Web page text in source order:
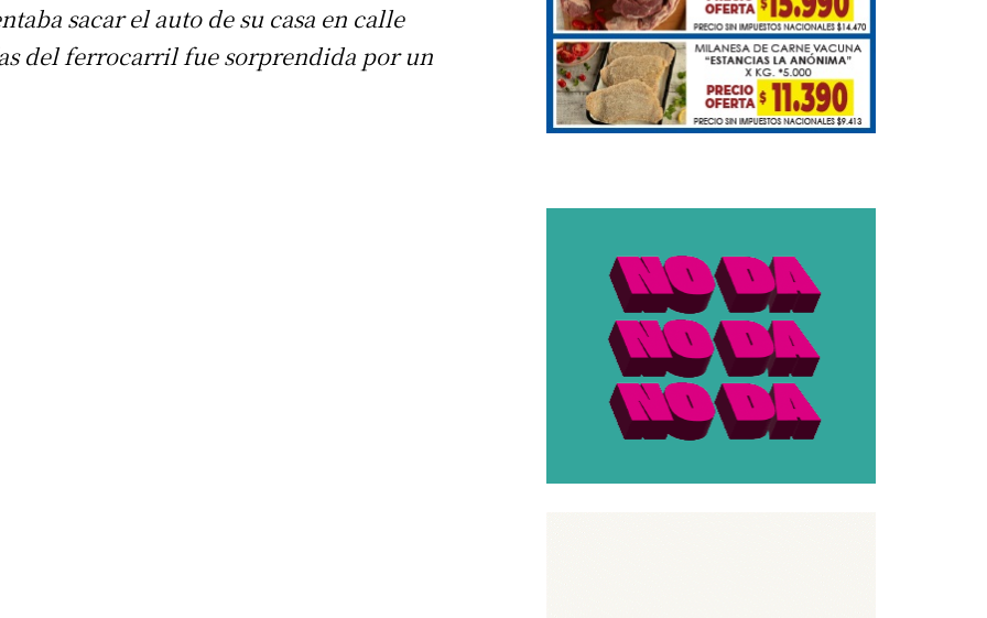
sacar el auto de su casa en calle
del ferrocarril fue sorprendida por un